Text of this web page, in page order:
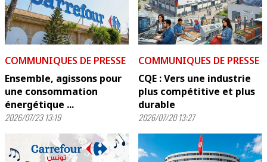
COMMUNIQUES DE PRESSE
Ensemble, agissons pour
une consommation
énergétique ...
2026/07/23 13:19
COMMUNIQUES DE PRESSE
CQE : Vers une industrie
plus compétitive et plus
durable
2026/07/20 13:27